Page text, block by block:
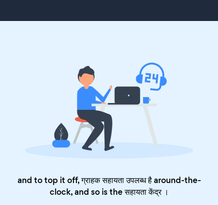
and to top it off, ग्राहक सहायता उपलब्ध है around-the-
clock, and so is theसहायता केंद्र।